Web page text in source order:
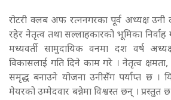
रोटरी क्लब अफ रत्ननगरका पूर्व अध्यक्ष
रहेर नेतृत्व तथा सल्लाहकारको भूमिका
मध्यवर्ती सामुदायिक वनमा दश वर्ष
विकासलाई गति दिने काम गरे । नेतृत्व
समृद्ध बनाउने योजना उनीसँग पर्याप्त छ ।
मेयरको उम्मेदवार बन्नेमा विश्वस्त छन् । प्रस्तुत